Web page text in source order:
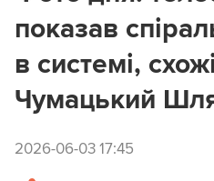
показав
в системі,
Чумацький
2026-06-03 17:45